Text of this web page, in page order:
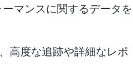
マンスに関するデータを
高度な追跡や詳細なレポ